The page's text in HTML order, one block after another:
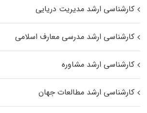
کارشناسی ارشد مدیریت دریایی
کارشناسی ارشد مدرسی معارف اسلامی
کارشناسی ارشد مشاوره
کارشناسی ارشد مطالعات جهان